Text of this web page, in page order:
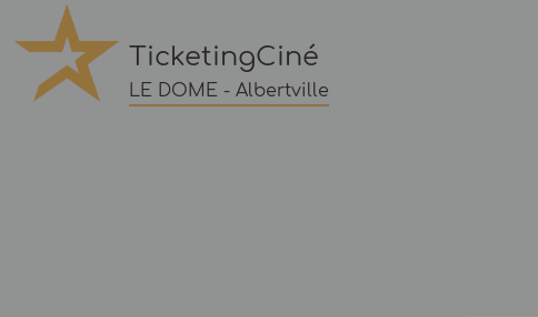
TicketingCiné
LE DOME - Albertville